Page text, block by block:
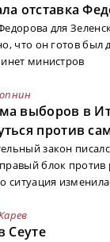
отставка
для
что он готов был
министров
выборов в
против
закон
блок против
ситуация
Сеуте